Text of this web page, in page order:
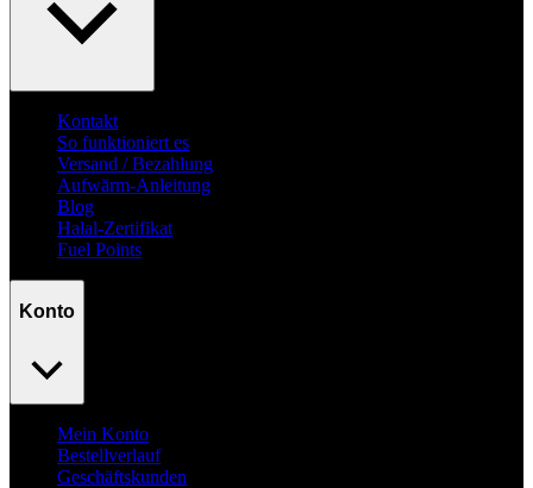
Kontakt
So funktioniert es
Versand / Bezahlung
Aufwärm-Anleitung
Blog
Halal-Zertifikat
Fuel Points
Konto
Mein Konto
Bestellverlauf
Geschäftskunden